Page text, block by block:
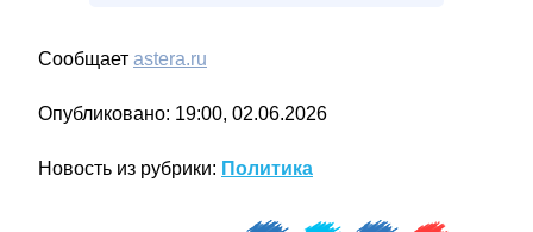
Сообщает astera.ru
Опубликовано: 19:00, 02.06.2026
Новость из рубрики: Политика